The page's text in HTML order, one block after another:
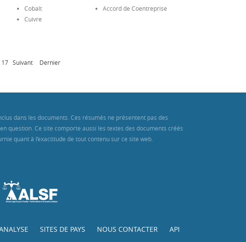
Cobalt
Cuivre
Accord de Coentreprise
17 Suivant Dernier
dans les documents. Ces résumés ne présentent pas des
question. Ce site comporte aussi les textes des documents créés
quant à l’exactitude de tout contenu sur ce site web.
SITES DE PAYS NOUS CONTACTER API